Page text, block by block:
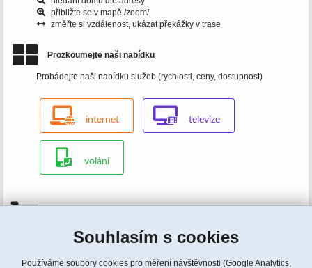
Souhlasím s cookies
Používáme soubory cookies pro měření návštěvnosti (Google Analytics,
přibližte se v mapě /zoom/
změřte si vzdálenost, ukázat překážky v trase
Prozkoumejte naši nabídku
Probádejte naši nabídku služeb (rychlosti, ceny, dostupnost)
internet televize
volání
Zavolejte nám: 315 810 620, 608 964 464 (english)
Update cookies nastaveni